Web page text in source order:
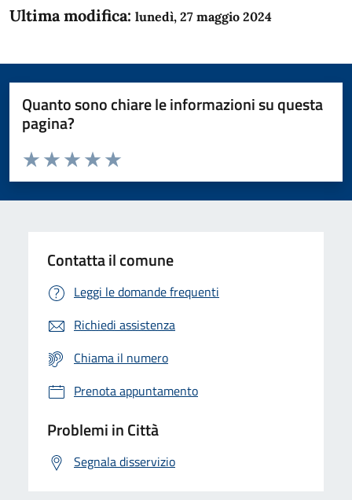
Ultima modifica: lunedì, 27 maggio 2024
Quanto sono chiare le informazioni su questa
pagina?
Domanda
Valuta da 1 a 5 stelle la pagina
Valuta 5 stelle su 5
Valuta 4 stelle su 5
Valuta 3 stelle su 5
Valuta 2 stelle su 5
Valuta 1 stelle su 5
Contatta il comune
Leggi le domande frequenti
Richiedi assistenza
Chiama il numero
Prenota appuntamento
Problemi in Città
Segnala disservizio